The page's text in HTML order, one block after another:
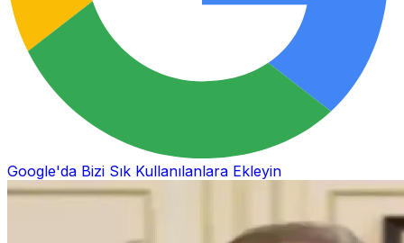
Google'da Bizi Sık Kullanılanlara Ekleyin